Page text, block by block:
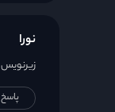
نورا
پاسخ